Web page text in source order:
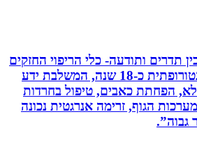
ותודעה- כלי הריפוי החזקים
ביותר בעולם!!! נטורופתית כ-18 שנה, המשלבת ידע
כאבים, טיפול בחרדות
הגוף, זרימה אנרגטית נכונה